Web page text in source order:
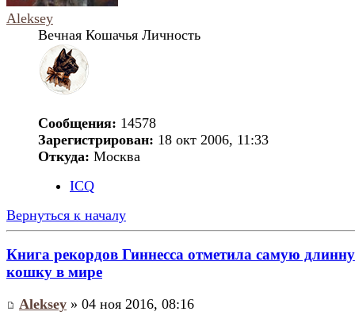
Aleksey
Вечная Кошачья Личность
Сообщения: 14578
Зарегистрирован: 18 окт 2006, 11:33
Откуда: Москва
ICQ
Вернуться к началу
Книга рекордов Гиннесса отметила самую
кошку в мире
Aleksey » 04 ноя 2016, 08:16